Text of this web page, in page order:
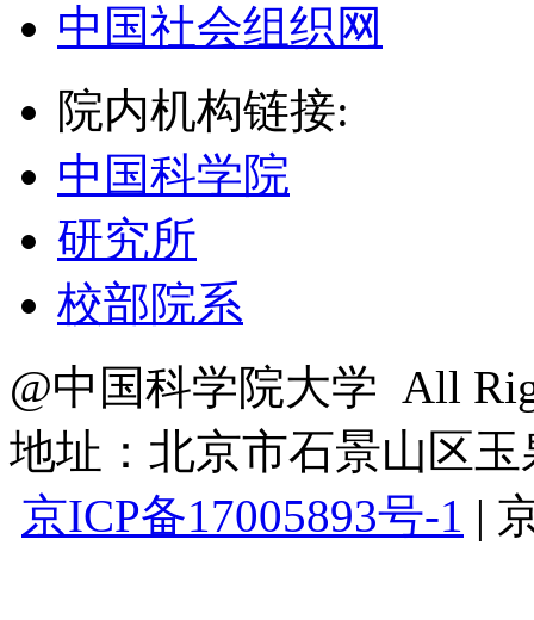
中国社会组织网
院内机构链接:
中国科学院
研究所
校部院系
@中国科学院大学 All
地址：北京市石景山区
京ICP备17005893号-1 |